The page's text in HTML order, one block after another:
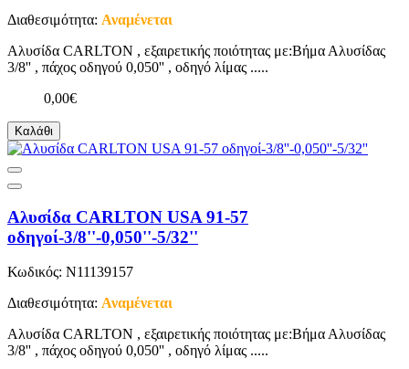
Διαθεσιμότητα: Αναμένεται
Αλυσίδα CARLTON , εξαιρετικής ποιότητας με:Βήμα Αλυσίδας
3/8'' , πάχος οδηγού 0,050'' , οδηγό λίμας .....
0,00€
Καλάθι
Αλυσίδα CARLTON USA 91-57
οδηγοί-3/8''-0,050''-5/32''
Κωδικός: N11139157
Διαθεσιμότητα: Αναμένεται
Αλυσίδα CARLTON , εξαιρετικής ποιότητας με:Βήμα Αλυσίδας
3/8'' , πάχος οδηγού 0,050'' , οδηγό λίμας .....